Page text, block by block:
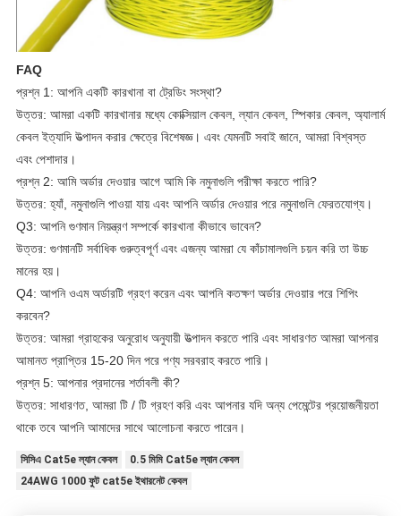
FAQ
প্রশ্ন 1: আপনি একটি কারখানা বা ট্রেডিং সংস্থা?
উত্তর: আমরা একটি কারখানার মধ্যে কোক্সিয়াল কেবল, ল্যান কেবল, স্পিকার কেবল, অ্যালার্ম
কেবল ইত্যাদি উত্পাদন করার ক্ষেত্রে বিশেষজ্ঞ। এবং যেমনটি সবাই জানে, আমরা বিশ্বস্ত
এবং পেশাদার।
প্রশ্ন 2: আমি অর্ডার দেওয়ার আগে আমি কি নমুনাগুলি পরীক্ষা করতে পারি?
উত্তর: হ্যাঁ, নমুনাগুলি পাওয়া যায় এবং আপনি অর্ডার দেওয়ার পরে নমুনাগুলি ফেরতযোগ্য।
Q3: আপনি গুণমান নিয়ন্ত্রণ সম্পর্কে কারখানা কীভাবে ভাবেন?
উত্তর: গুণমানটি সর্বাধিক গুরুত্বপূর্ণ এবং এজন্য আমরা যে কাঁচামালগুলি চয়ন করি তা উচ্চ
মানের হয়।
Q4: আপনি ওএম অর্ডারটি গ্রহণ করেন এবং আপনি কতক্ষণ অর্ডার দেওয়ার পরে শিপিং
করবেন?
উত্তর: আমরা গ্রাহকের অনুরোধ অনুযায়ী উত্পাদন করতে পারি এবং সাধারণত আমরা আপনার
আমানত প্রাপ্তির 15-20 দিন পরে পণ্য সরবরাহ করতে পারি।
প্রশ্ন 5: আপনার প্রদানের শর্তাবলী কী?
উত্তর: সাধারণত, আমরা টি / টি গ্রহণ করি এবং আপনার যদি অন্য পেমেন্টের প্রয়োজনীয়তা
থাকে তবে আপনি আমাদের সাথে আলোচনা করতে পারেন।
সিসিএ Cat5e ল্যান কেবল
0.5 মিমি Cat5e ল্যান কেবল
24AWG 1000 ফুট cat5e ইথারনেট কেবল